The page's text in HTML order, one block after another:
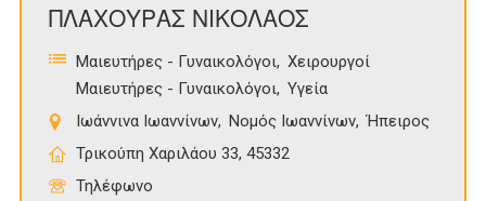
ΠΛΑΧΟΥΡΑΣ ΝΙΚΟΛΑΟΣ
Μαιευτήρες - Γυναικολόγοι Χειρουργοί
Μαιευτήρες - Γυναικολόγοι Υγεία
Ιωάννινα Ιωαννίνων
Νομός Ιωαννίνων Ήπειρος
Τρικούπη Χαριλάου 33, 45332
Τηλέφωνο